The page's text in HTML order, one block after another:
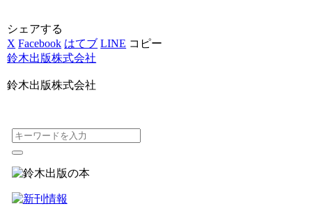
シェアする
X Facebook はてブ LINE コピー
鈴木出版株式会社
鈴木出版株式会社